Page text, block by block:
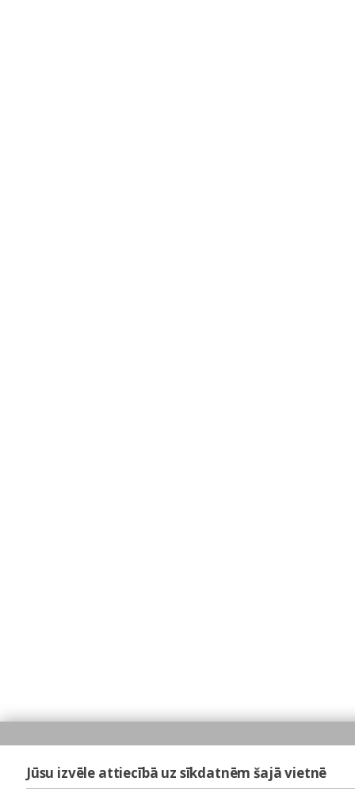
Jūsu izvēle attiecībā uz sīkdatnēm šajā vietnē